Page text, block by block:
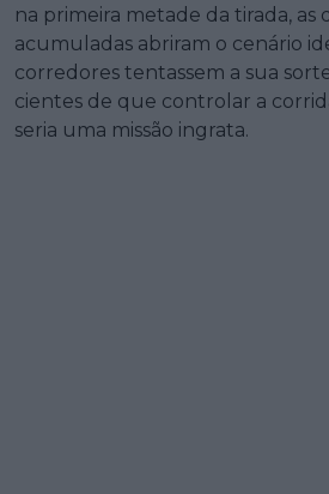
na primeira metade da tirada, as
acumuladas abriram o cenário
corredores tentassem a sua
cientes de que controlar a
seria uma missão ingrata.